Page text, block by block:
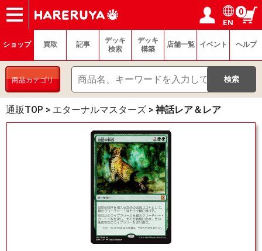
ショップ
買取
記事
デッキ検索
デッキ構築
選手一覧
店舗一覧
イベント
ヘルプ
お問い合わせ ログイン／会員登録
マイページ
EN
0
ショップ 買取 記事
デッキ
検索
デッキ
構築
店舗一覧 イベント ヘルプ
商品カテゴリ
通販TOP > エターナルマスターズ > 神話レア＆レア